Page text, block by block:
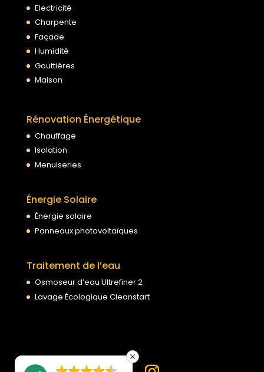
Electricité
Charpente
Façade
Humidité
Gouttières
Maison
Rénovation Énergétique
Chauffage
Isolation
Menuiseries
Énergie Solaire
Énergie solaire
Panneaux photovoltaïques
Traitement de l’eau
Osmoseur d’eau Ultrefiner 2
Lavage Écologique Cleanstart